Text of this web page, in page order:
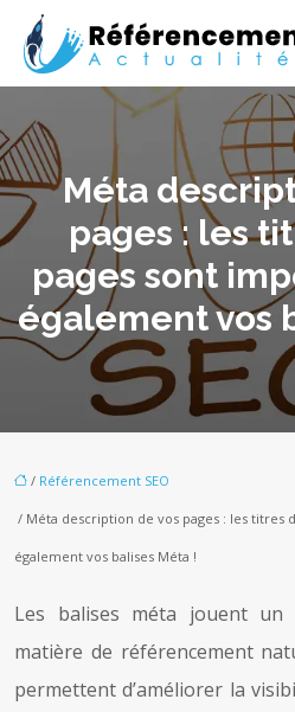
Méta
pages : les
pages sont
également vos
/ Référencement SEO
/ Méta description de vos pages : les titres
également vos balises Méta !
Les balises méta jouent
matière de référencement
permettent d’améliorer la